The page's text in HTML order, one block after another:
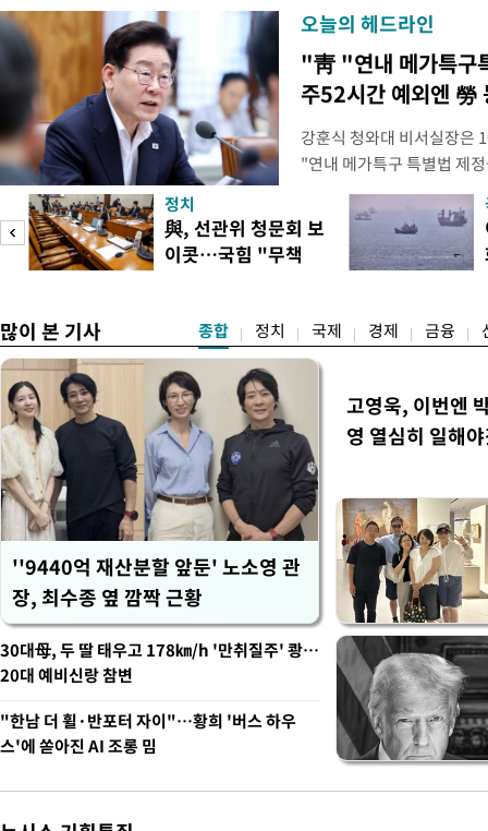
오늘의 헤드라인
"靑 "연내 메가특구
주52시간 예외엔 勞
강훈식 청와대 비서실장은
"연내 메가특구 특별법 제
향평가 등을 단축하고 전
교육 등 정주 여건을 신속
실장은 이날 오후 청와대
프로젝트가 과감한 규제
정치
與, 선관위 청문회 보
이콧…국힘 "무책
많이 본 기사 종합 정치 국제 경제 금융
''9440억 재산분할 앞둔' 노소영 관
장, 최수종 옆 깜짝 근황
고영욱, 이번엔
영 열심히 일해
30대母, 두 딸 태우고 178㎞/h '만취질주' 쾅…
20대 예비신랑 참변
"한남 더 휠·반포터 자이"…황희 '버스 하우
스'에 쏟아진 AI 조롱 밈